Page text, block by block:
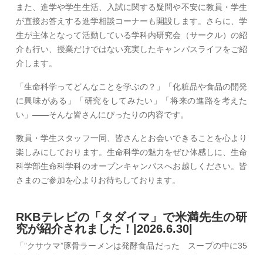
また、進学や学生生活、入試に関する疑問や不安に教員・学生
が直接お答えする進学相談コーナーも開設します。さらに、学
生が主体となって活動している学科内研究会（サークル）の紹
介も行い、授業だけではない充実したキャンパスライフをご紹
介します。
「生命科学ってどんなことを学ぶの？」「化粧品や食品の開発
に興味がある」「研究をしてみたい」「将来の進路を考えた
い」――そんな皆さんにぴったりの内容です。
教員・学生スタッフ一同、皆さんとお会いできることを心より
楽しみにしております。生命科学の魅力をぜひ体感しに、生命
科学部生命科学科のオープンキャンパスへお越しください。皆
さまのご参加を心よりお待ちしております。
RKBテレビの「タダイマ」で米満先生の研
究が紹介されました！|2026.6.30|
「”クサウマ”豚骨ラーメンは発酵食品だった スープの中に35